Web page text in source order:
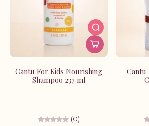
Cantu For Kids Nourishing
Shampoo 237 ml
(0)
Cantu